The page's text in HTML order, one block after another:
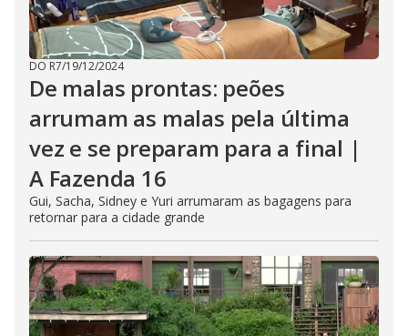
DO R7/19/12/2024
De malas prontas: peões
arrumam as malas pela última
vez e se preparam para a final |
A Fazenda 16
Gui, Sacha, Sidney e Yuri arrumaram as bagagens para
retornar para a cidade grande